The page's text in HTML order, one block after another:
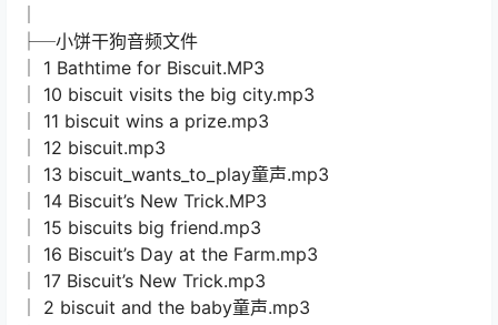
├─小饼干狗音频文件
│ 1 Bathtime for Biscuit.MP3
│ 10 biscuit visits the big city.mp3
│ 11 biscuit wins a prize.mp3
│ 12 biscuit.mp3
│ 13 biscuit_wants_to_play童声.mp3
│ 14 Biscuit’s New Trick.MP3
│ 15 biscuits big friend.mp3
│ 16 Biscuit’s Day at the Farm.mp3
│ 17 Biscuit’s New Trick.mp3
│ 2 biscuit and the baby童声.mp3